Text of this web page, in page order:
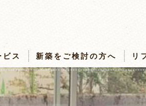
ビス 新築をご検討の方へ リ